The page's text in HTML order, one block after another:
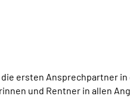
ersten Ansprechpartner in
und Rentner in allen